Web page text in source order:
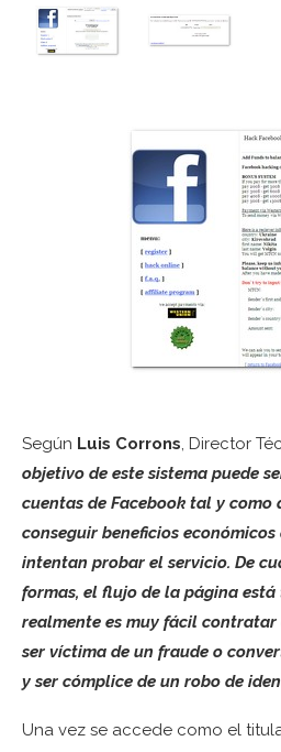
Según Luis Corrons , Director
objetivo de este sistema puede
cuentas de Facebook tal y como
conseguir beneficios
intentan probar el servicio. De
formas, el flujo de la página está
realmente es muy fácil contratar
ser víctima de un fraude o
y ser cómplice de un robo de
Una vez se accede como el